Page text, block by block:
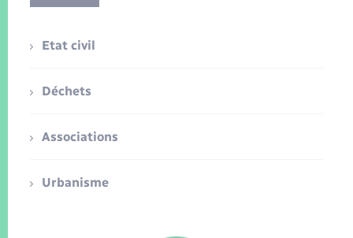
Etat civil
Déchets
Associations
Urbanisme